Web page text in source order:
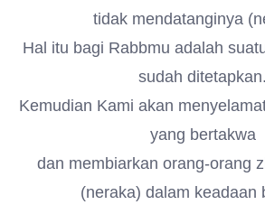
tidak mendatanginya
Hal itu bagi Rabbmu adalah
sudah ditetapkan.
Kemudian Kami akan
yang bertakwa
dan membiarkan orang-orang
(neraka) dalam keadaan